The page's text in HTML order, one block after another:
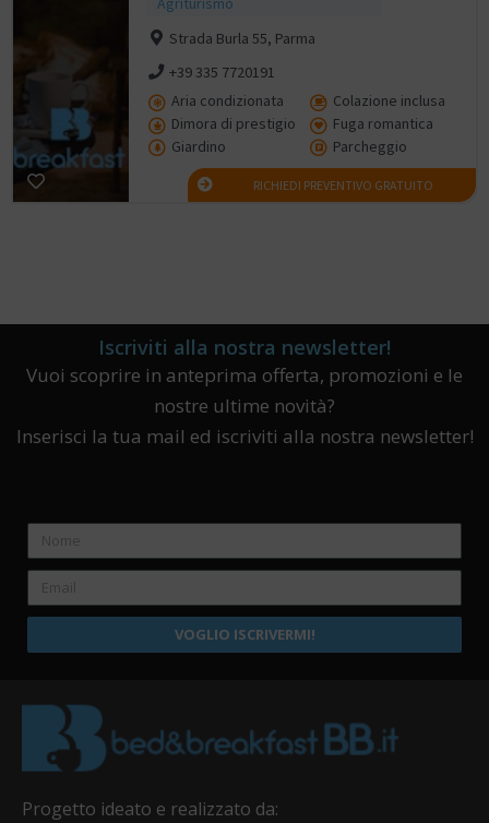
Strada Burla 55, Parma
+39 335 7720191
Aria condizionata
Colazione inclusa
Dimora di prestigio
Fuga romantica
Giardino
Parcheggio
RICHIEDI PREVENTIVO GRATUITO
Iscriviti alla nostra newsletter!
Vuoi scoprire in anteprima offerta, promozioni e le
nostre ultime novità?
Inserisci la tua mail ed iscriviti alla nostra newsletter!
VOGLIO ISCRIVERMI!
Progetto ideato e realizzato da: